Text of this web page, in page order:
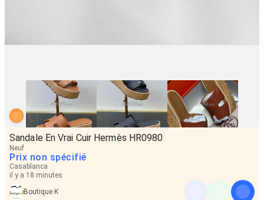
Sandale En Vrai Cuir Hermès HR0980
Neuf
Prix non spécifié
Casablanca
il y a 18 minutes
Boutique K